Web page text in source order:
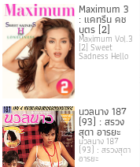
Maximum 3
: แคทรีน คช
บุตร [2]
Maximum Vol.3
[2] Sweet
Sadness Hello
นวลนาง 187
(93) : สรวง
สุดา อารยะ
นวลนาง 187
(93) : สรวงสุดา
อารยะ